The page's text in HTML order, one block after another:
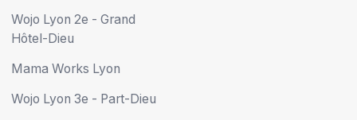
Wojo Lyon 2e - Grand
Hôtel-Dieu
Mama Works Lyon
Wojo Lyon 3e - Part-Dieu